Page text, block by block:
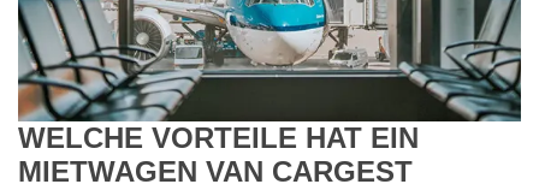
WELCHE VORTEILE HAT EIN
MIETWAGEN VAN CARGEST